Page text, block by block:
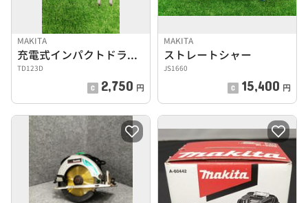
MAKITA
充電式インパクトドライバー
TD123D
2,750 円
MAKITA
ストレートシャー
JS1660
15,400 円